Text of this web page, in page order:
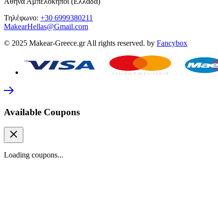
Τηλέφωνο: +30 6999380211
MakearHellas@Gmail.com
© 2025 Makear-Greece.gr All rights reserved. by Fancybox
Available Coupons
Loading coupons...